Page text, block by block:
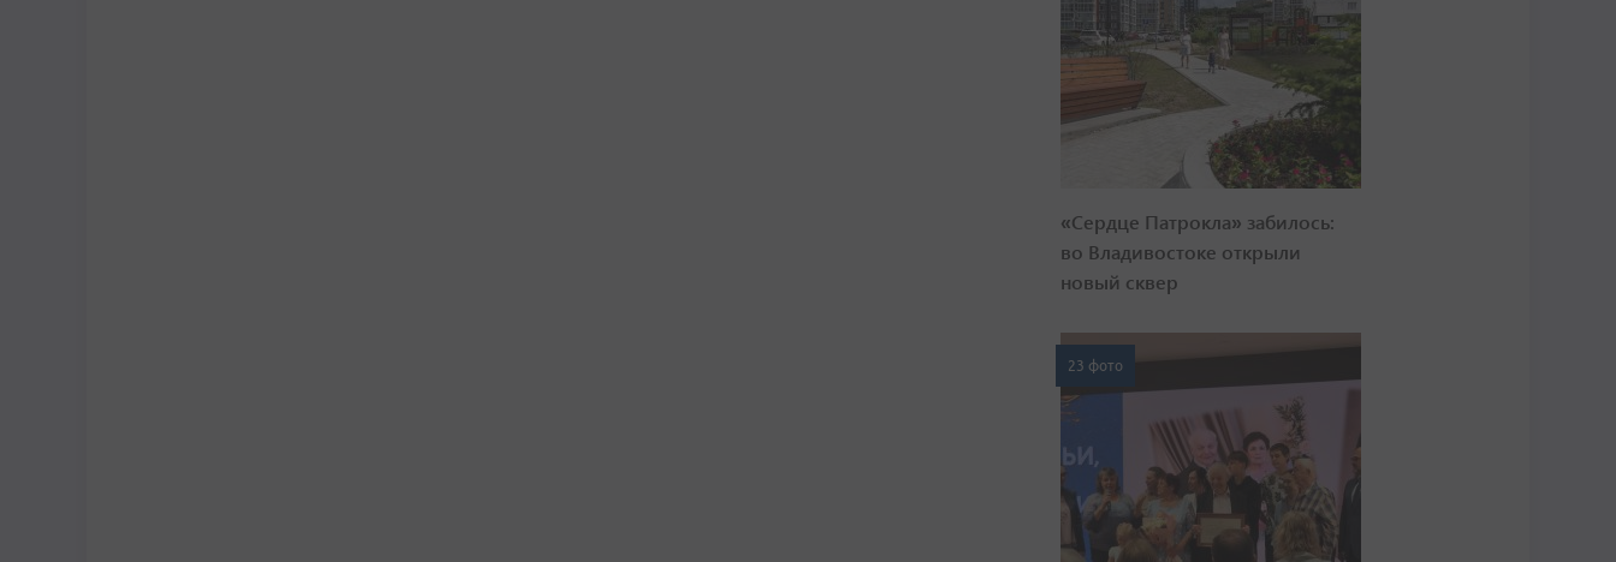
«Сердце Патрокла» забилось:
во Владивостоке открыли
новый сквер
23 фото